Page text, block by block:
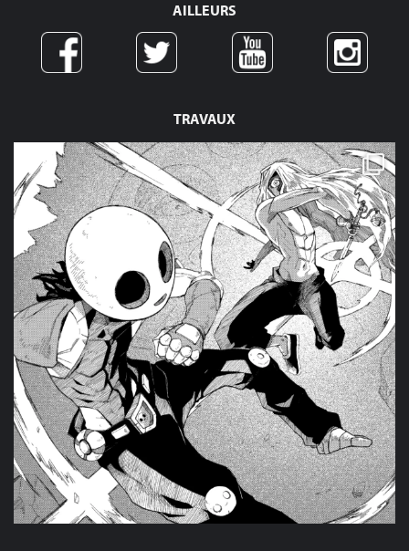
TRAVAUX
AILLEURS